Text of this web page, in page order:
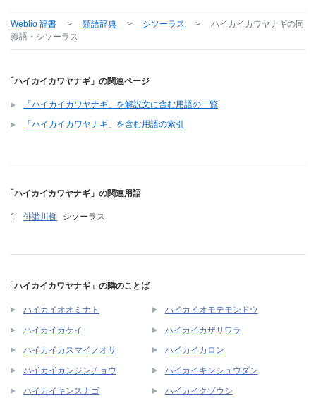
Weblio 辞書 > 類語辞典 > シソーラス > ハイカイカワヤナギの同
義語・シソーラス
「ハイカイカワヤナギ」の関連ページ
「ハイカイカワヤナギ」を解説文に含む用語の一覧
「ハイカイカワヤナギ」を含む用語の索引
「ハイカイカワヤナギ」の関連用語
俳諧川柳 シソーラス
「ハイカイカワヤナギ」の隣のことば
ハイカイオオミナト ハイカイオモテモンドウ
ハイカイカケイ ハイカイカザリワラ
ハイカイカスマイノオサ ハイカイカロン
ハイカイカンジンチョウ ハイカイキンシュウダン
ハイカイキンスナゴ ハイカイクゾウシ